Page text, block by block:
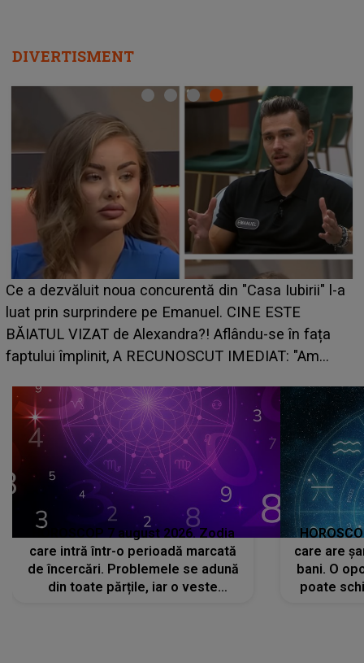
DIVERTISMENT
Iubirii" l-a
ESTE
se în fața
"Am
HOROSCOP de weekend, 8-9
care riscă să rămână fără bani. O
grabă îi aduce pierderi semnificative
planurile peste cap
HOROSCOP 7 august 2026. Zodia
care intră într-o perioadă marcată
de încercări. Problemele se adună
din toate părțile, iar o veste
care are
bani. O
poate